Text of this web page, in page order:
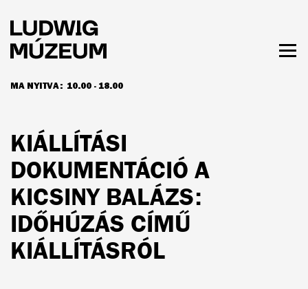
tartalomra
MA NYITVA: 10.00 - 18.00
NYITVATARTÁS ÉS JEGYÁRAK
KIÁLLÍTÁSI
DOKUMENTÁCIÓ A
KICSINY BALÁZS:
IDŐHÚZÁS CÍMŰ
KIÁLLÍTÁSRÓL